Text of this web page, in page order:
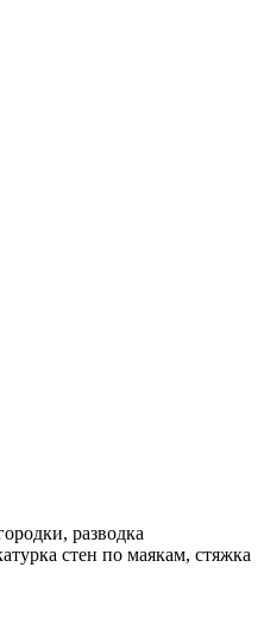
разводка
стен по маякам, стяжка